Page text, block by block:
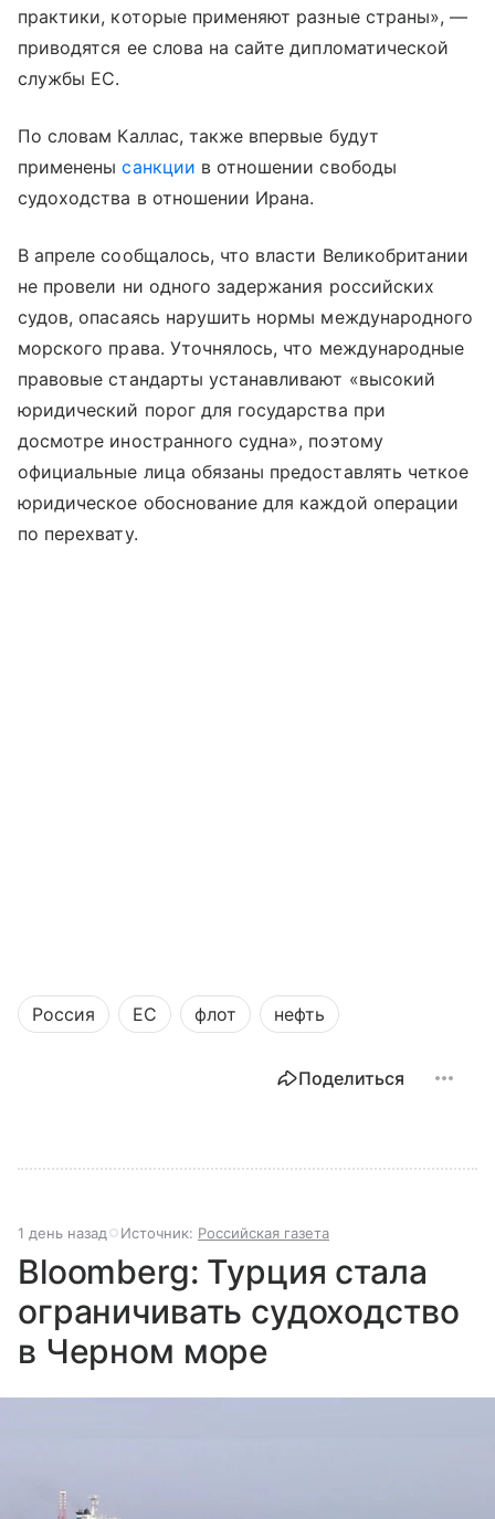
практики, которые применяют разные страны», —
приводятся ее слова на сайте дипломатической
службы ЕС.
По словам Каллас, также впервые будут
примененысанкции в отношении свободы
судоходства в отношении Ирана.
В апреле сообщалось, что власти Великобритании
не провели ни одного задержания российских
судов, опасаясь нарушить нормы международного
морского права. Уточнялось, что международные
правовые стандарты устанавливают «высокий
юридический порог для государства при
досмотре иностранного судна», поэтому
официальные лица обязаны предоставлять четкое
юридическое обоснование для каждой операции
по перехвату.
Россия ЕС флот нефть
Поделиться
1 день назад Источник: Российская газета
Bloomberg: Турция стала
ограничивать судоходство
в Черном море